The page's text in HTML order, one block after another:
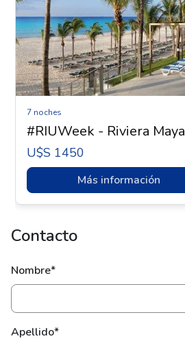
7 noches
#RIUWeek - Riviera Maya
U$s 1450
Más información
Contacto
Nombre*
Apellido*